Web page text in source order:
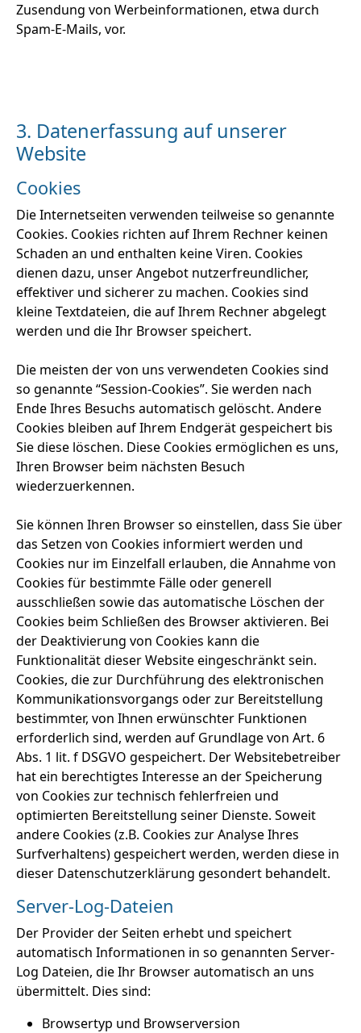
Zusendung von Werbeinformationen, etwa durch
Spam-E-Mails, vor.
3. Datenerfassung auf unserer
Website
Cookies
Die Internetseiten verwenden teilweise so genannte
Cookies. Cookies richten auf Ihrem Rechner keinen
Schaden an und enthalten keine Viren. Cookies
dienen dazu, unser Angebot nutzerfreundlicher,
effektiver und sicherer zu machen. Cookies sind
kleine Textdateien, die auf Ihrem Rechner abgelegt
werden und die Ihr Browser speichert.
Die meisten der von uns verwendeten Cookies sind
so genannte “Session-Cookies”. Sie werden nach
Ende Ihres Besuchs automatisch gelöscht. Andere
Cookies bleiben auf Ihrem Endgerät gespeichert bis
Sie diese löschen. Diese Cookies ermöglichen es uns,
Ihren Browser beim nächsten Besuch
wiederzuerkennen.
Sie können Ihren Browser so einstellen, dass Sie über
das Setzen von Cookies informiert werden und
Cookies nur im Einzelfall erlauben, die Annahme von
Cookies für bestimmte Fälle oder generell
ausschließen sowie das automatische Löschen der
Cookies beim Schließen des Browser aktivieren. Bei
der Deaktivierung von Cookies kann die
Funktionalität dieser Website eingeschränkt sein.
Cookies, die zur Durchführung des elektronischen
Kommunikationsvorgangs oder zur Bereitstellung
bestimmter, von Ihnen erwünschter Funktionen
erforderlich sind, werden auf Grundlage von Art. 6
Abs. 1 lit. f DSGVO gespeichert. Der Websitebetreiber
hat ein berechtigtes Interesse an der Speicherung
von Cookies zur technisch fehlerfreien und
optimierten Bereitstellung seiner Dienste. Soweit
andere Cookies (z.B. Cookies zur Analyse Ihres
Surfverhaltens) gespeichert werden, werden diese in
dieser Datenschutzerklärung gesondert behandelt.
Server-Log-Dateien
Der Provider der Seiten erhebt und speichert
automatisch Informationen in so genannten Server-
Log Dateien, die Ihr Browser automatisch an uns
übermittelt. Dies sind:
Browsertyp und Browserversion